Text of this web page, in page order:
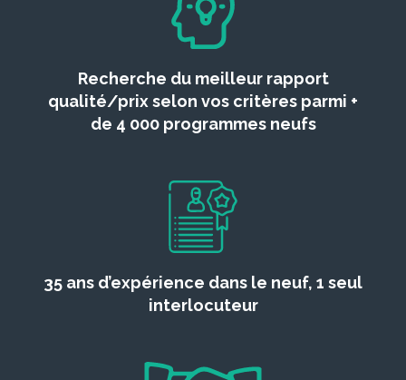
Recherche du meilleur rapport
qualité/prix selon vos critères parmi +
de 4 000 programmes neufs
35 ans d’expérience dans le neuf, 1 seul
interlocuteur